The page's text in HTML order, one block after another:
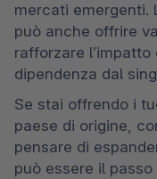
mercati emergenti.
può anche offrire
rafforzare
dipendenza dal
Se stai offrendo i
paese di origine,
pensare di
può essere il